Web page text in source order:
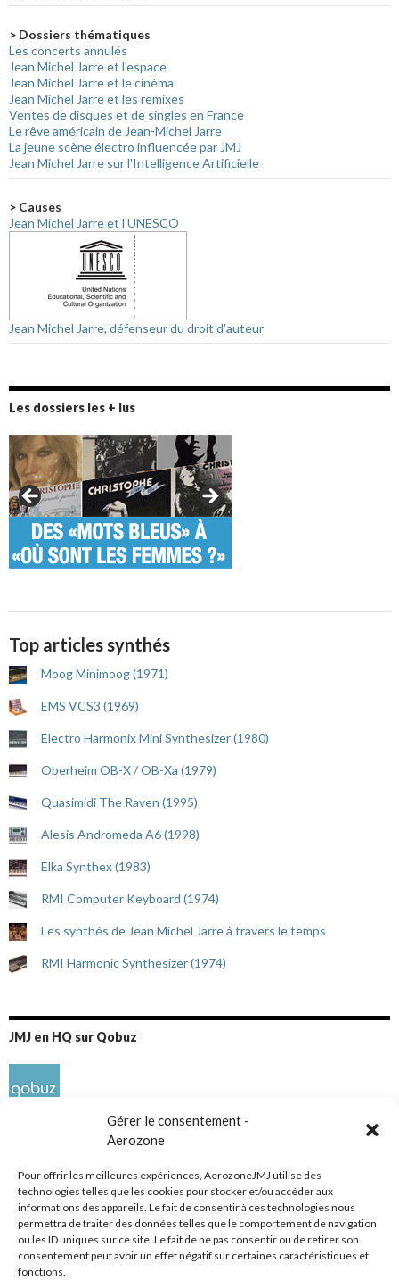
Gérer le consentement -
Aerozone
Pour offrir les meilleures expériences, AerozoneJMJ utilise des
technologies telles que les cookies pour stocker et/ou accéder aux
informations des appareils. Le fait de consentir à ces technologies nous
permettra de traiter des données telles que le comportement de navigation
ou les ID uniques sur ce site. Le fait de ne pas consentir ou de retirer son
consentement peut avoir un effet négatif sur certaines caractéristiques et
fonctions.
> Dossiers thématiques
Les concerts annulés
Jean Michel Jarre et l'espace
Jean Michel Jarre et le cinéma
Jean Michel Jarre et les remixes
Ventes de disques et de singles en France
Le rêve américain de Jean-Michel Jarre
La jeune scène électro influencée par JMJ
Jean Michel Jarre sur l'Intelligence Artificielle
> Causes
Jean Michel Jarre et l'UNESCO
Jean Michel Jarre, défenseur du droit d'auteur
Les dossiers les + lus
Top articles synthés
Moog Minimoog (1971)
EMS VCS3 (1969)
Electro Harmonix Mini Synthesizer (1980)
Oberheim OB-X / OB-Xa (1979)
Quasimidi The Raven (1995)
Alesis Andromeda A6 (1998)
Elka Synthex (1983)
RMI Computer Keyboard (1974)
Les synthés de Jean Michel Jarre à travers le temps
RMI Harmonic Synthesizer (1974)
JMJ en HQ sur Qobuz
Réseaux sociaux